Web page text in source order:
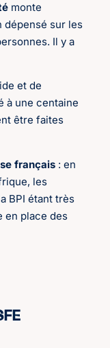
monte
dépensé sur les
Il y a
et de
à une centaine
être faites
français : en
les
BPI étant très
en place des